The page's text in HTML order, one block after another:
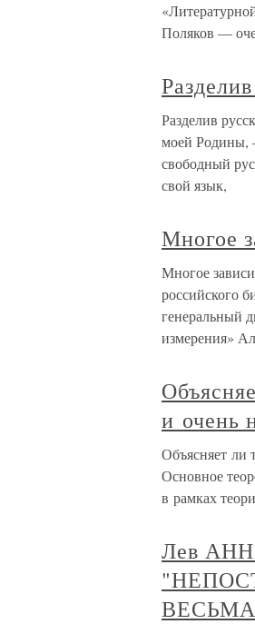
Поляков —
Разделив
моей Родины,
свободный
свой язык,
Многое
Многое
российского
генеральный
измерения»
и очень
Объясняет ли
Основное
в рамках
Лев